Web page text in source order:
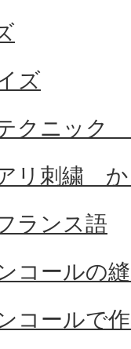
ズ
クニック
リ刺繍
ランス語
コールの
コールで